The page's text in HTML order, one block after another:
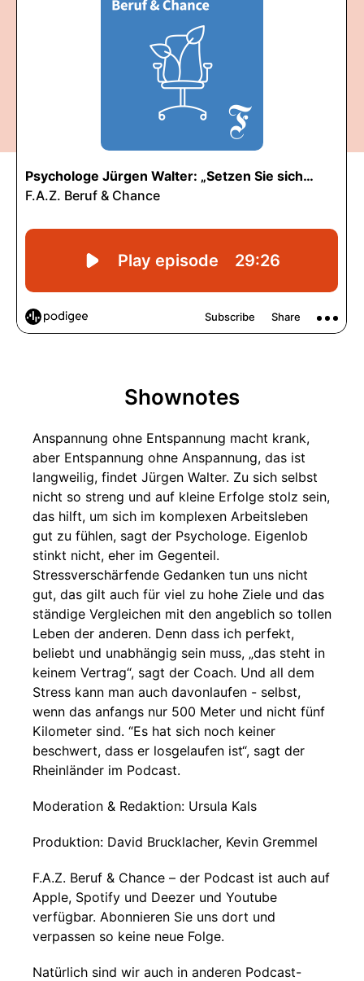
Shownotes
Anspannung ohne Entspannung macht krank,
aber Entspannung ohne Anspannung, das ist
langweilig, findet Jürgen Walter. Zu sich selbst
nicht so streng und auf kleine Erfolge stolz sein,
das hilft, um sich im komplexen Arbeitsleben
gut zu fühlen, sagt der Psychologe. Eigenlob
stinkt nicht, eher im Gegenteil.
Stressverschärfende Gedanken tun uns nicht
gut, das gilt auch für viel zu hohe Ziele und das
ständige Vergleichen mit den angeblich so tollen
Leben der anderen. Denn dass ich perfekt,
beliebt und unabhängig sein muss, „das steht in
keinem Vertrag“, sagt der Coach. Und all dem
Stress kann man auch davonlaufen - selbst,
wenn das anfangs nur 500 Meter und nicht fünf
Kilometer sind. “Es hat sich noch keiner
beschwert, dass er losgelaufen ist“, sagt der
Rheinländer im Podcast.
Moderation & Redaktion: Ursula Kals
Produktion: David Brucklacher, Kevin Gremmel
F.A.Z. Beruf & Chance – der Podcast ist auch auf
Apple, Spotify und Deezer und Youtube
verfügbar. Abonnieren Sie uns dort und
verpassen so keine neue Folge.
Natürlich sind wir auch in anderen Podcast-